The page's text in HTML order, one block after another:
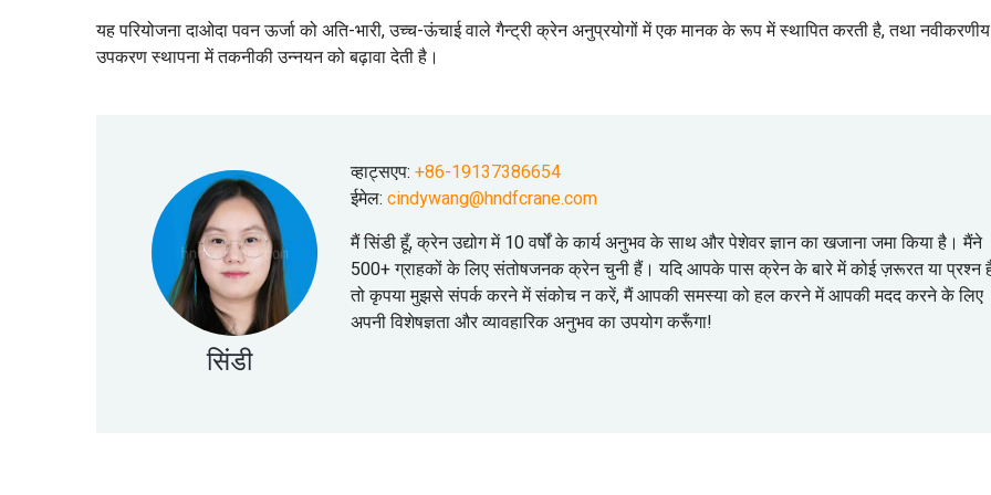
यह परियोजना दाओदा पवन ऊर्जा को अति-भारी, उच्च-ऊंचाई वाले गैन्ट्री क्रेन अनुप्रयोगों में एक मानक के रूप में स्थापित करती है, तथा
उपकरण स्थापना में तकनीकी उन्नयन को बढ़ावा देती है।
सिंडी
व्हाट्सएप: +86-19137386654
ईमेल: cindywang@hndfcrane.com
मैं सिंडी हूँ, क्रेन उद्योग में 10 वर्षों के कार्य अनुभव के साथ और पेशेवर ज्ञान का खजाना जमा किया है। मैंने
500+ ग्राहकों के लिए संतोषजनक क्रेन चुनी हैं। यदि आपके पास क्रेन के बारे में कोई ज़रूरत या प्रश्न
तो कृपया मुझसे संपर्क करने में संकोच न करें, मैं आपकी समस्या को हल करने में आपकी मदद करने के लिए
अपनी विशेषज्ञता और व्यावहारिक अनुभव का उपयोग करूँगा!